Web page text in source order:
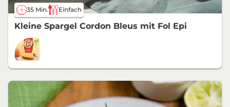
35 Min. Einfach
Kleine Spargel Cordon Bleus mit Fol Epi